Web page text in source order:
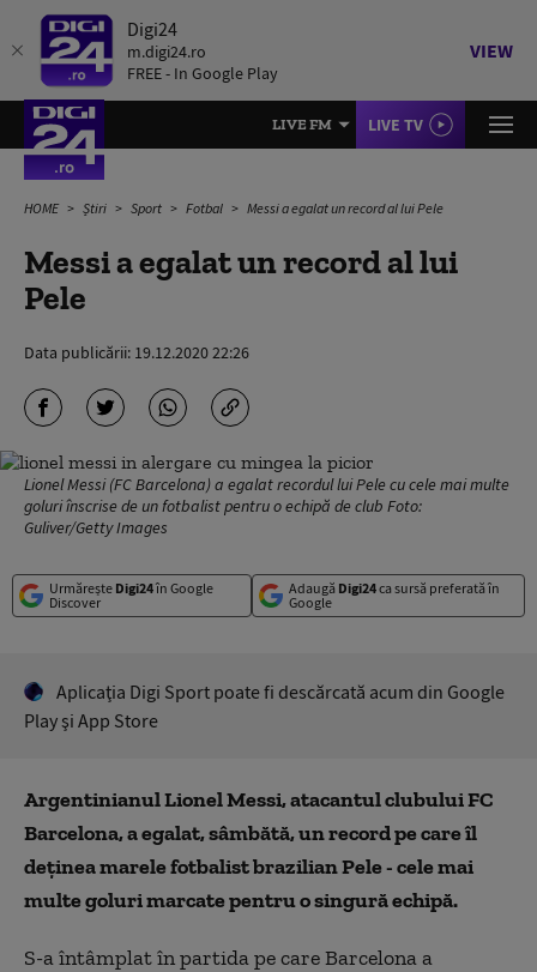
Digi24
m.digi24.ro
FREE - In Google Play
VIEW
LIVE FM LIVE TV
HOME Știri Sport Fotbal Messi a egalat un record al lui Pele
Messi a egalat un record al lui
Pele
Data publicării: 19.12.2020 22:26
Lionel Messi (FC Barcelona) a egalat recordul lui Pele cu cele mai multe
goluri înscrise de un fotbalist pentru o echipă de club Foto:
Guliver/Getty Images
Urmărește Digi24în Google
Discover
Adaugă Digi24ca sursă preferată în
Google
Aplicaţia Digi Sport poate fi descărcată acum din Google
Play şi App Store
Argentinianul Lionel Messi, atacantul clubului FC
Barcelona, a egalat, sâmbătă, un record pe care îl
deținea marele fotbalist brazilian Pele - cele mai
multe goluri marcate pentru o singură echipă.
S-a întâmplat în partida pe care Barcelona a